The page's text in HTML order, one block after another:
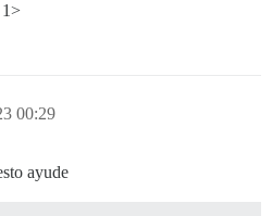
1>
00:29
ayude